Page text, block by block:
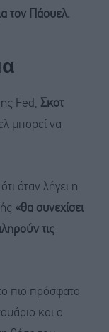
τον Πάουελ.
Fed, Σκοτ
μπορεί να
όταν λήγει η
«θα συνεχίσει
τις
πιο πρόσφατο
και ο